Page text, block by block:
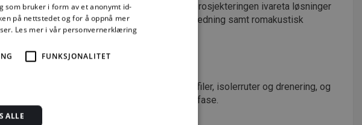
sikre trygge og funksjonelle fellesarealer må prosjekteringen ivareta løsninger
hindring av brann- og røykspredning samt romakustisk
og støydemping.
består av komplekse systemer med profiler, isolerruter og drenering, og
derfor helhetlig planlegging fra tidlig prosjektfase.
som bruker i form av et anonymt id-
på nettstedet og for å oppnå mer
Les mer i vår personvernerklæring
FUNKSJONALITET
ALLE